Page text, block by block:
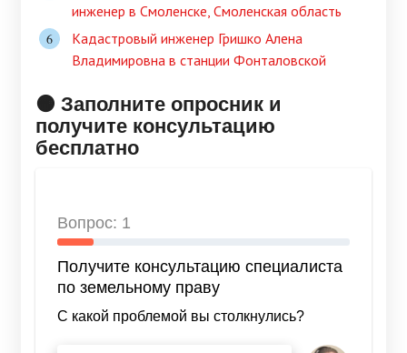
инженер в Смоленске, Смоленская область
Кадастровый инженер Гришко Алена
Владимировна в станции Фонталовской
🟠 Заполните опросник и
получите консультацию
бесплатно